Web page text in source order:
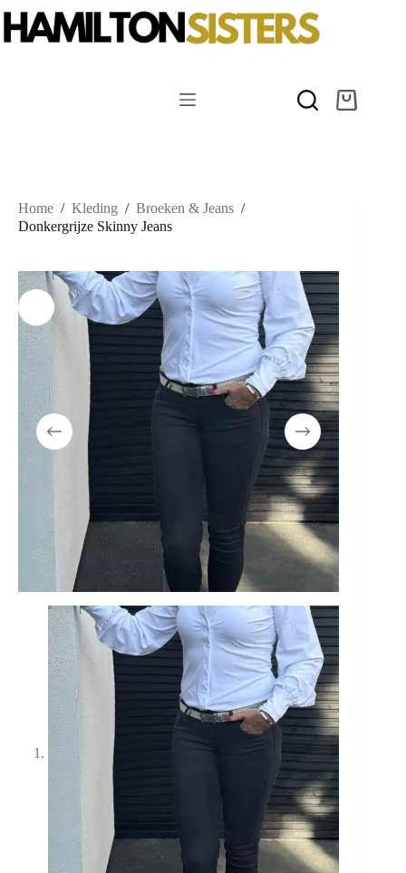
naar
de
Home / Kleding / Broeken & Jeans /
Donkergrijze Skinny Jeans